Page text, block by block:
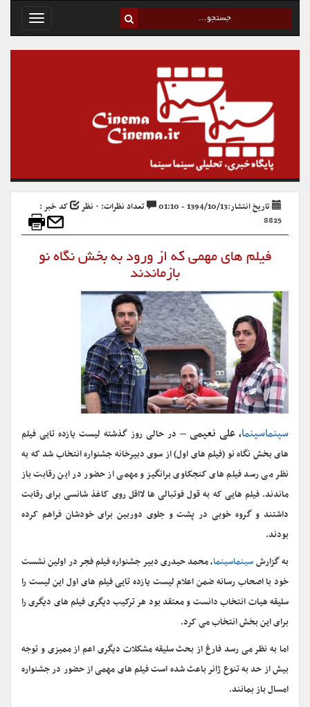
Toggle
تاریخ انتشار:1394/10/13 - 01:10 تعداد نظرات: ۰ نظر
کد خبر :
8825
فیلم های مهمی که از ورود به بخش نگاه نو
بازماندند
سینماسینما، علی نعیمی – در حالی روز گذشته لیست یازده تایی فیلم
های بخش نگاه نو (فیلم های اول) از سوی دبیرخانه جشنواره انتخاب شد که به
نظر می رسد فیلم های کنجکاوی برانگیز و مهمی از حضور در این رقابت باز
ماندند. فیلم هایی که به قول فوتبالی ها لااقل روی کاغذ شانسی برای رقابت
داشتند و گروه خوبی در پشت و جلوی دوربین برای خودشان فراهم کرده
بودند.
به گزارشسینماسینما، محمد حیدری دبیر جشنواره فیلم فجر در اولین نشست
خود با اصحاب رسانه ضمن اعلام لیست یازده تایی فیلم های اول این لیست را
سلیقه هیات انتخاب دانست و معتقد بود هر ترکیب دیگری فیلم های دیگری را
برای این بخش انتخاب می کرد.
اما به نظر می رسد فارغ از بحث سلیقه مشکلات دیگری اعم از ممیزی و توجه
بیش از حد به تنوع ژانر باعث شده است فیلم های مهمی از حضور در جشنواره
امسال باز بمانند.